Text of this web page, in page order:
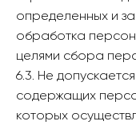
определенных и
обработка
целями сбора
6.3. Не
содержащих
которых